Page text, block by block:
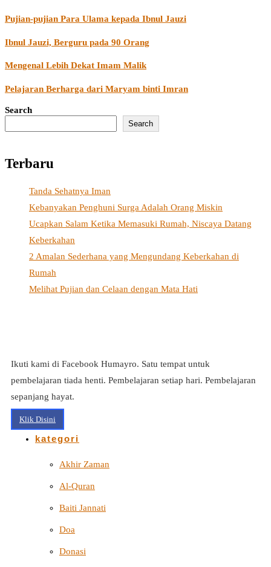
Pujian-pujian Para Ulama kepada Ibnul Jauzi
Ibnul Jauzi, Berguru pada 90 Orang
Mengenal Lebih Dekat Imam Malik
Pelajaran Berharga dari Maryam binti Imran
Search
Search
Terbaru
Tanda Sehatnya Iman
Kebanyakan Penghuni Surga Adalah Orang Miskin
Ucapkan Salam Ketika Memasuki Rumah, Niscaya Datang
Keberkahan
2 Amalan Sederhana yang Mengundang Keberkahan di
Rumah
Melihat Pujian dan Celaan dengan Mata Hati
Ikuti kami di Facebook Humayro. Satu tempat untuk
pembelajaran tiada henti. Pembelajaran setiap hari. Pembelajaran
sepanjang hayat.
Klik Disini
kategori
Akhir Zaman
Al-Quran
Baiti Jannati
Doa
Donasi